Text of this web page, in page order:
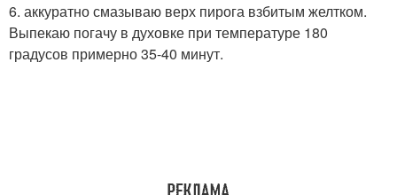
6. аккуратно смазываю верх пирога взбитым желтком.
Выпекаю погачу в духовке при температуре 180
градусов примерно 35-40 минут.